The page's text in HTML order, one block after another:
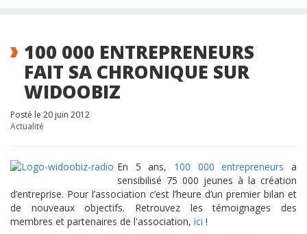
100 000 ENTREPRENEURS
FAIT SA CHRONIQUE SUR
WIDOOBIZ
Posté le 20 juin 2012
Actualité
En 5 ans, 100 000 entrepreneurs a
sensibilisé 75 000 jeunes à la création
d’entreprise. Pour l’association c’est l’heure d’un premier bilan et
de nouveaux objectifs. Retrouvez les témoignages des
membres et partenaires de l'association, ici !